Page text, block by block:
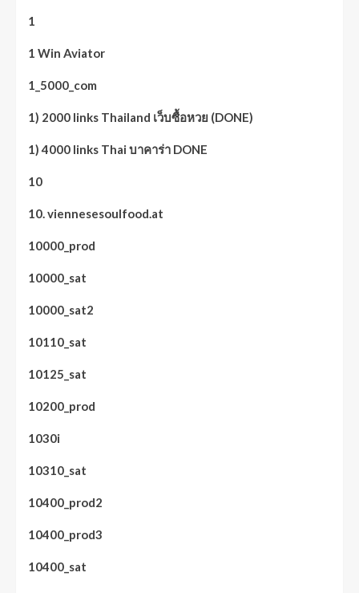
1
1 Win Aviator
1_5000_com
1) 2000 links Thailand เว็บซื้อหวย (DONE)
1) 4000 links Thai บาคาร่า DONE
10
10. viennesesoulfood.at
10000_prod
10000_sat
10000_sat2
10110_sat
10125_sat
10200_prod
1030i
10310_sat
10400_prod2
10400_prod3
10400_sat